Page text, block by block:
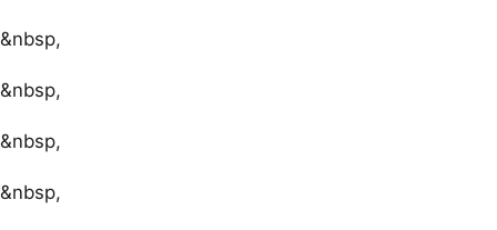
&nbsp,
&nbsp,
&nbsp,
&nbsp,